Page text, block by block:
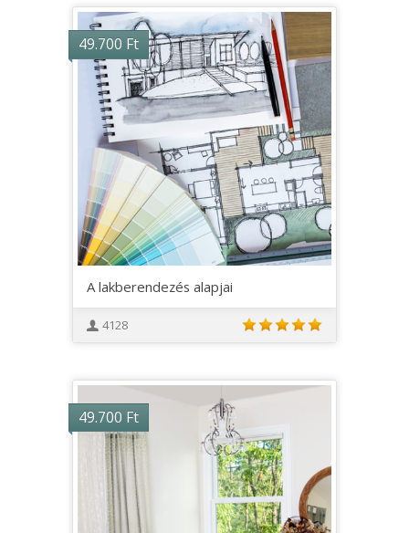
49.700 Ft
A lakberendezés alapjai
4128
49.700 Ft